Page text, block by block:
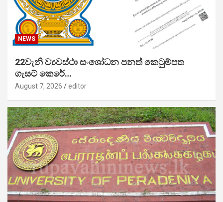
NEWS
22වැනි ව්‍යවස්ථා සංශෝධන පනත් කෙටුම්පත
ගැසට් කෙරේ…
August 7, 2026 editor